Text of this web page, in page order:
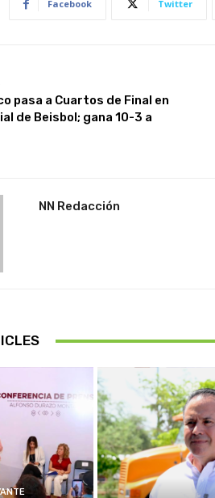
Facebook Twitter
pasa a Cuartos de Final en
de Beisbol; gana 10-3 a
NN Redacción